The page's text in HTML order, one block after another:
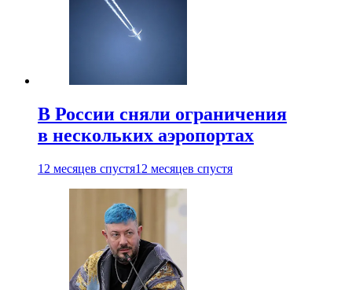
В России сняли ограничения
в нескольких аэропортах
12 месяцев спустя12 месяцев спустя